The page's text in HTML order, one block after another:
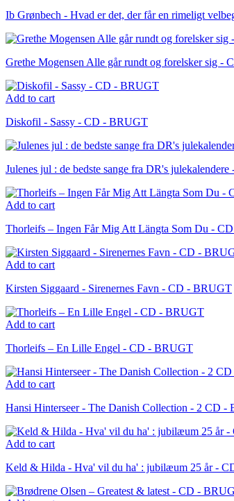
Ib Grønbech - Hvad er det, der får en rimeligt
Grethe Mogensen Alle går rundt og forelsker sig -
Add to cart
Diskofil - Sassy - CD - BRUGT
Julenes jul : de bedste sange fra DR's
Add to cart
Thorleifs ‎– Ingen Får Mig Att Längta Som Du -
Add to cart
Kirsten Siggaard - Sirenernes Favn - CD - BRUGT
Add to cart
Thorleifs – En Lille Engel - CD - BRUGT
Add to cart
Hansi Hinterseer - The Danish Collection - 2 CD -
Add to cart
Keld & Hilda - Hva' vil du ha' : jubilæum 25 år -